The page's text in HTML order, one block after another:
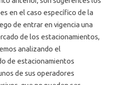
en el caso específico de la
de entrar en vigencia una
de los estacionamientos,
analizando el
de estacionamientos
de sus operadores